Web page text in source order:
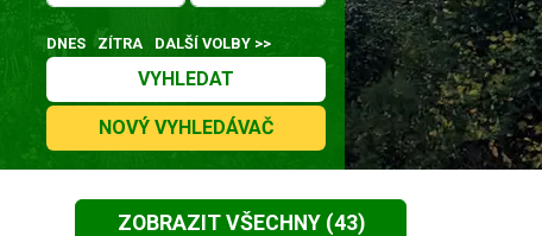
DNES ZÍTRA DALŠÍ VOLBY >>
VYHLEDAT
NOVÝ VYHLEDÁVAČ
ZOBRAZIT VŠECHNY(43)